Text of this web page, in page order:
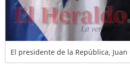
El presidente de la República,